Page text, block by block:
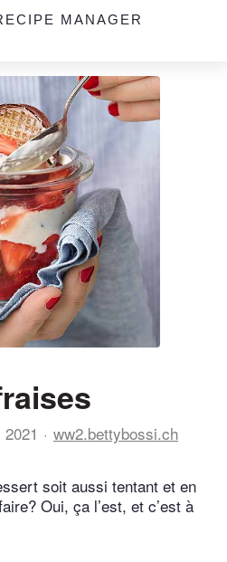
MANAGER
ww2.bettybossi.ch
soit aussi tentant et en
Oui, ça l’est, et c’est à